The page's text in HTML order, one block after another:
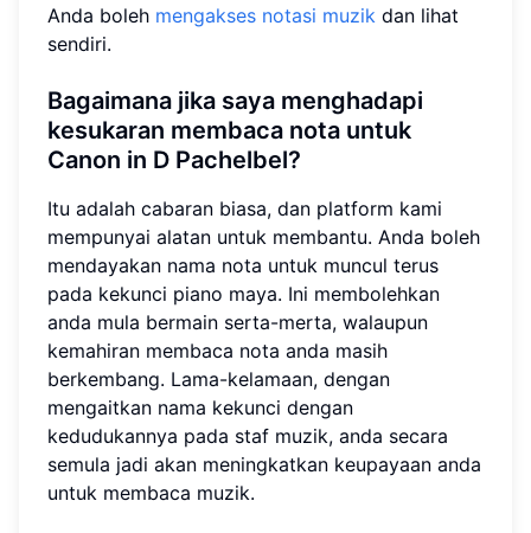
Anda boleh mengakses notasi muzik dan lihat
sendiri.
Bagaimana jika saya menghadapi
kesukaran membaca nota untuk
Canon in D Pachelbel?
Itu adalah cabaran biasa, dan platform kami
mempunyai alatan untuk membantu. Anda boleh
mendayakan nama nota untuk muncul terus
pada kekunci piano maya. Ini membolehkan
anda mula bermain serta-merta, walaupun
kemahiran membaca nota anda masih
berkembang. Lama-kelamaan, dengan
mengaitkan nama kekunci dengan
kedudukannya pada staf muzik, anda secara
semula jadi akan meningkatkan keupayaan anda
untuk membaca muzik.